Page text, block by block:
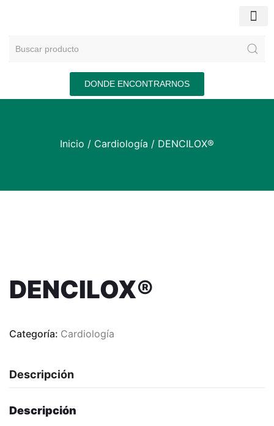
DONDE ENCONTRARNOS
Inicio / Cardiología / DENCILOX®
DENCILOX®
Categoría: Cardiología
Descripción
Descripción